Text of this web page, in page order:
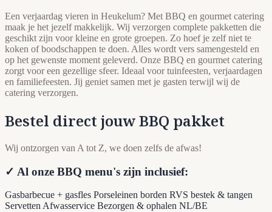
Een verjaardag vieren in Heukelum? Met BBQ en gourmet catering
maak je het jezelf makkelijk. Wij verzorgen complete pakketten die
geschikt zijn voor kleine en grote groepen. Zo hoef je zelf niet te
koken of boodschappen te doen. Alles wordt vers samengesteld en
op het gewenste moment geleverd. Onze BBQ en gourmet catering
zorgt voor een gezellige sfeer. Ideaal voor tuinfeesten, verjaardagen
en familiefeesten. Jij geniet samen met je gasten terwijl wij de
catering verzorgen.
Bestel direct jouw BBQ pakket
Wij ontzorgen van A tot Z, we doen zelfs de afwas!
✓ Al onze BBQ menu's zijn inclusief:
Gasbarbecue + gasfles Porseleinen borden RVS bestek & tangen
Servetten Afwasservice Bezorgen & ophalen NL/BE